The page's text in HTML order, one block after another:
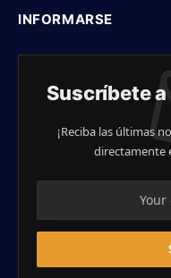
INFORMARSE
Suscríbete
¡Reciba las últimas
directamente